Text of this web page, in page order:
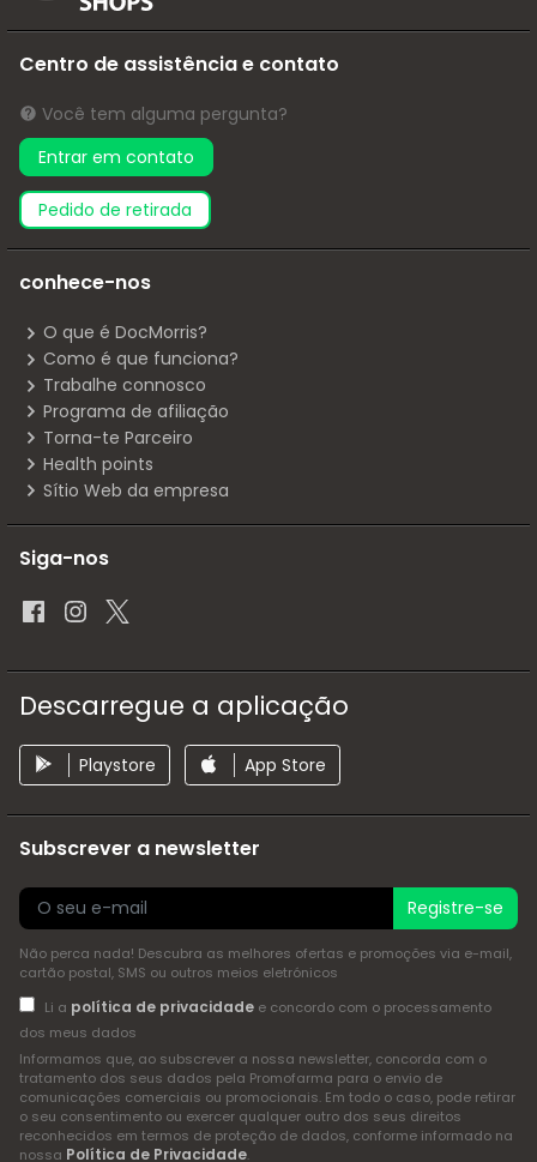
Centro de assistência e contato
Você tem alguma pergunta?
Entrar em contato
pedido de retirada
conhece-nos
O que é DocMorris?
Como é que funciona?
Trabalhe connosco
Programa de afiliação
Torna-te Parceiro
Health points
Sítio Web da empresa
Siga-nos
Descarregue a aplicação
Playstore App Store
Subscrever a newsletter
Registre-se
Não perca nada! Descubra as melhores ofertas e promoções via e-mail,
cartão postal, SMS ou outros meios eletrónicos
Li a política de privacidadee concordo com o processamento
dos meus dados
Informamos que, ao subscrever a nossa newsletter, concorda com o
tratamento dos seus dados pela Promofarma para o envio de
comunicações comerciais ou promocionais. Em todo o caso, pode retirar
o seu consentimento ou exercer qualquer outro dos seus direitos
reconhecidos em termos de proteção de dados, conforme informado na
nossa Política de Privacidade.